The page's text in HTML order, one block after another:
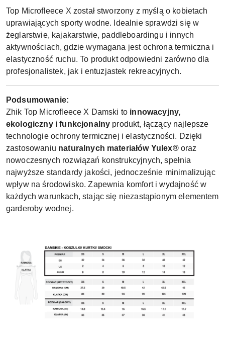
Top Microfleece X został stworzony z myślą o kobietach
uprawiających sporty wodne. Idealnie sprawdzi się w
żeglarstwie, kajakarstwie, paddleboardingu i innych
aktywnościach, gdzie wymagana jest ochrona termiczna i
elastyczność ruchu. To produkt odpowiedni zarówno dla
profesjonalistek, jak i entuzjastek rekreacyjnych.
Podsumowanie:
Zhik Top Microfleece X Damski to innowacyjny,
ekologiczny i funkcjonalny produkt, łączący najlepsze
technologie ochrony termicznej i elastyczności. Dzięki
zastosowaniu naturalnych materiałów Yulex®oraz
nowoczesnych rozwiązań konstrukcyjnych, spełnia
najwyższe standardy jakości, jednocześnie minimalizując
wpływ na środowisko. Zapewnia komfort i wydajność w
każdych warunkach, stając się niezastąpionym elementem
garderoby wodnej.